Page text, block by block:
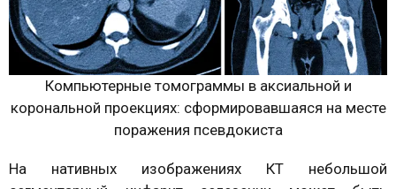
Компьютерные томограммы в аксиальной и
корональной проекциях: сформировавшаяся на месте
поражения псевдокиста
На нативных изображениях КТ небольшой